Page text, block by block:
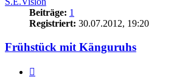
Beiträge: 1
Registriert: 30.07.2012, 19:20
Frühstück mit Känguruhs